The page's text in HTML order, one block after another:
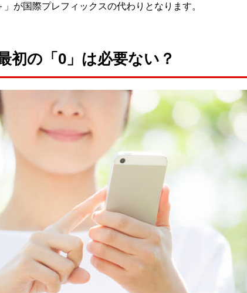
」が国際プレフィックスの代わりとなります。
初の「0」は必要ない？